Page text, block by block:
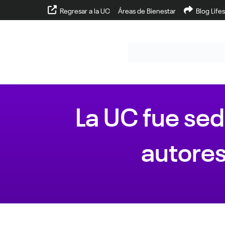
Regresar a la UC Áreas de Bienestar Blog
La UC fue